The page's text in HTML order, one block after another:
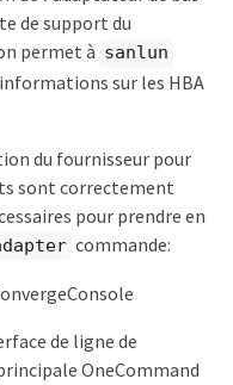
de support du
permet à sanlun
sur les HBA
du fournisseur pour
sont correctement
pour prendre en
commande:
de ligne de
OneCommand